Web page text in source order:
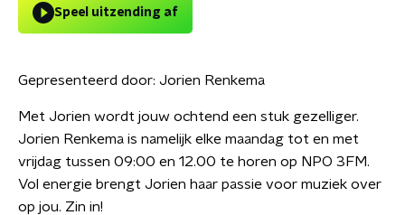
Speel uitzending af
Gepresenteerd door: Jorien Renkema
Met Jorien wordt jouw ochtend een stuk gezelliger.
Jorien Renkema is namelijk elke maandag tot en met
vrijdag tussen 09:00 en 12.00 te horen op NPO 3FM.
Vol energie brengt Jorien haar passie voor muziek over
op jou. Zin in!